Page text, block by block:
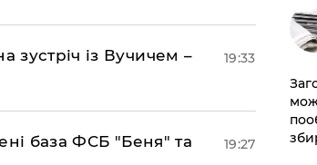
зустріч із Вучичем –
19:33
база ФСБ "Беня" та
19:27